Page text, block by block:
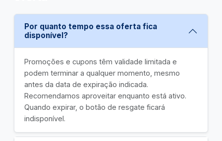
Por quanto tempo essa oferta fica
disponível?
Promoções e cupons têm validade limitada e
podem terminar a qualquer momento, mesmo
antes da data de expiração indicada.
Recomendamos aproveitar enquanto está ativo.
Quando expirar, o botão de resgate ficará
indisponível.